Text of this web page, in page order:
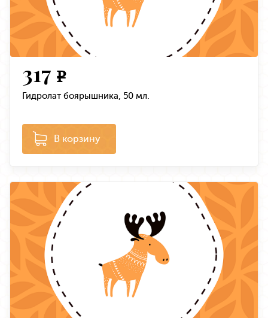
317 e
Гидролат боярышника, 50 мл.
В корзину